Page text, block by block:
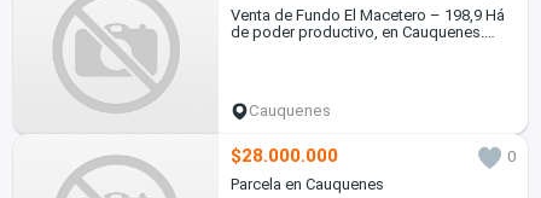
Venta de Fundo El Macetero – 198,9 Há
de poder productivo, en Cauquenes.
Cauquenes
$28.000.000
0
Parcela en Cauquenes